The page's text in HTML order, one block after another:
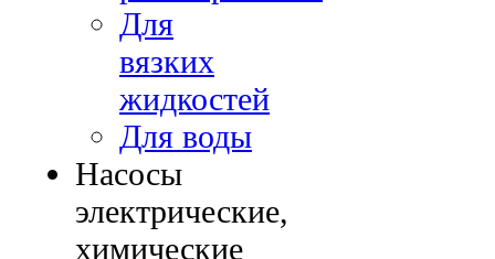
Для
вязких
жидкостей
Для воды
Насосы
электрические,
химические